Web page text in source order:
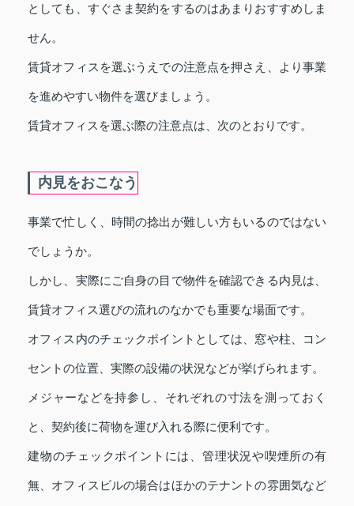
としても、すぐさま契約をするのはあまりおすすめしま
せん。
賃貸オフィスを選ぶうえでの注意点を押さえ、より事業
を進めやすい物件を選びましょう。
賃貸オフィスを選ぶ際の注意点は、次のとおりです。
内見をおこなう
事業で忙しく、時間の捻出が難しい方もいるのではない
でしょうか。
しかし、実際にご自身の目で物件を確認できる内見は、
賃貸オフィス選びの流れのなかでも重要な場面です。
オフィス内のチェックポイントとしては、窓や柱、コン
セントの位置、実際の設備の状況などが挙げられます。
メジャーなどを持参し、それぞれの寸法を測っておく
と、契約後に荷物を運び入れる際に便利です。
建物のチェックポイントには、管理状況や喫煙所の有
無、オフィスビルの場合はほかのテナントの雰囲気など